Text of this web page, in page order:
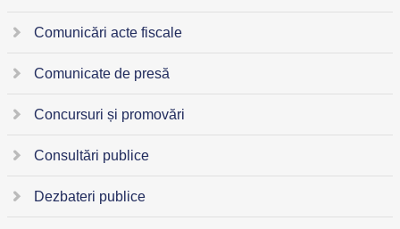
Comunicări acte fiscale
Comunicate de presă
Concursuri și promovări
Consultări publice
Dezbateri publice